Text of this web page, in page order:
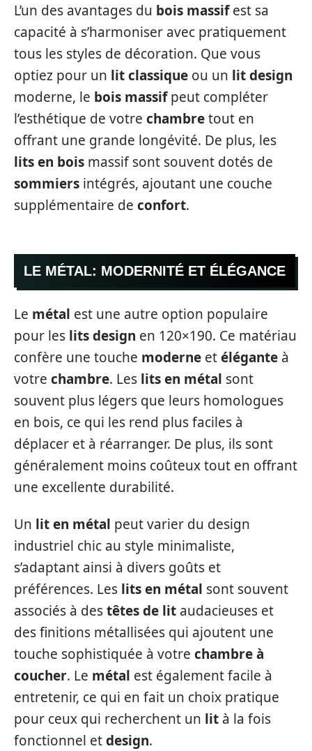
L’un des avantages du bois massifest sa
capacité à s’harmoniser avec pratiquement
tous les styles de décoration. Que vous
optiez pour un lit classique ou un lit design
moderne, le bois massifpeut compléter
l’esthétique de votre chambretout en
offrant une grande longévité. De plus, les
lits en bois massif sont souvent dotés de
sommiers intégrés, ajoutant une couche
supplémentaire de confort.
LE MÉTAL: MODERNITÉ ET ÉLÉGANCE
Le métal est une autre option populaire
pour les lits design en 120×190. Ce matériau
confère une touche moderne etélégante à
votre chambre. Les lits en métal sont
souvent plus légers que leurs homologues
en bois, ce qui les rend plus faciles à
déplacer et à réarranger. De plus, ils sont
généralement moins coûteux tout en offrant
une excellente durabilité.
Un lit en métal peut varier du design
industriel chic au style minimaliste,
s’adaptant ainsi à divers goûts et
préférences. Les lits en métal sont souvent
associés à destêtes de lit audacieuses et
des finitions métallisées qui ajoutent une
touche sophistiquée à votre chambre à
coucher. Le métal est également facile à
entretenir, ce qui en fait un choix pratique
pour ceux qui recherchent un lit à la fois
fonctionnel etdesign.